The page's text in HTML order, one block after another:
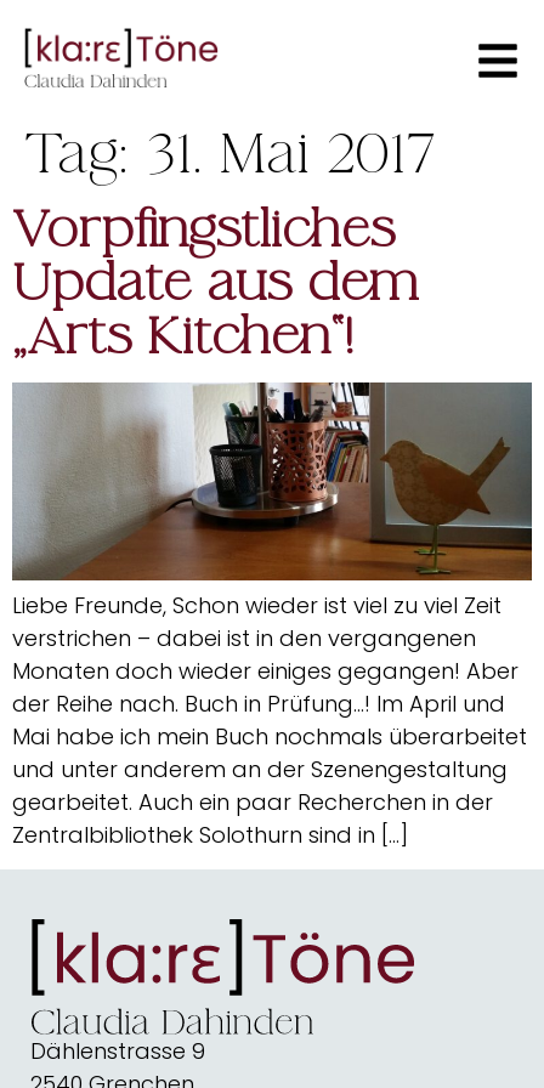
Tag: 31. Mai 2017
Vorpfingstliches
Update aus dem
„Arts Kitchen“!
Liebe Freunde, Schon wieder ist viel zu viel Zeit
verstrichen – dabei ist in den vergangenen
Monaten doch wieder einiges gegangen! Aber
der Reihe nach. Buch in Prüfung…! Im April und
Mai habe ich mein Buch nochmals überarbeitet
und unter anderem an der Szenengestaltung
gearbeitet. Auch ein paar Recherchen in der
Zentralbibliothek Solothurn sind in […]
Dählenstrasse 9